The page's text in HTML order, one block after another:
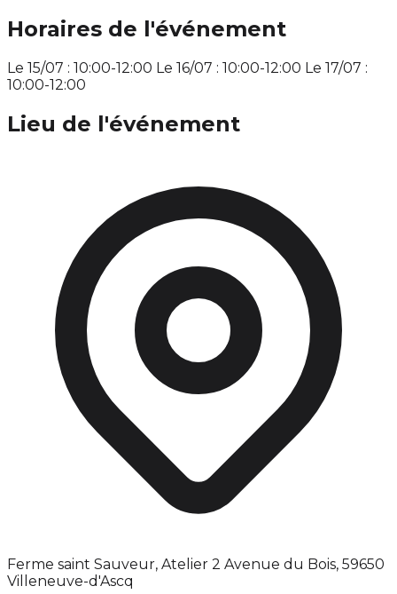
Horaires de l'événement
Le 15/07 : 10:00-12:00 Le 16/07 : 10:00-12:00 Le 17/07 :
10:00-12:00
Lieu de l'événement
Ferme saint Sauveur, Atelier 2 Avenue du Bois, 59650
Villeneuve-d'Ascq